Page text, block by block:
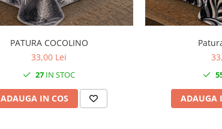
PATURA COCOLINO
33,00 Lei
27 IN STOC
ADAUGA IN COS ADAUGA